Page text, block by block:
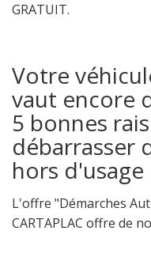
GRATUIT.
Votre
vaut encore
5 bonnes
débarrasser
hors d'usage
L'offre "Démarches
CARTAPLAC offre de